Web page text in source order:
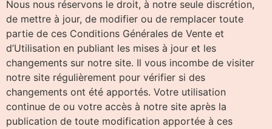
Nous nous réservons le droit, à notre seule discrétion,
de mettre à jour, de modifier ou de remplacer toute
partie de ces Conditions Générales de Vente et
d’Utilisation en publiant les mises à jour et les
changements sur notre site. Il vous incombe de visiter
notre site régulièrement pour vérifier si des
changements ont été apportés. Votre utilisation
continue de ou votre accès à notre site après la
publication de toute modification apportée à ces